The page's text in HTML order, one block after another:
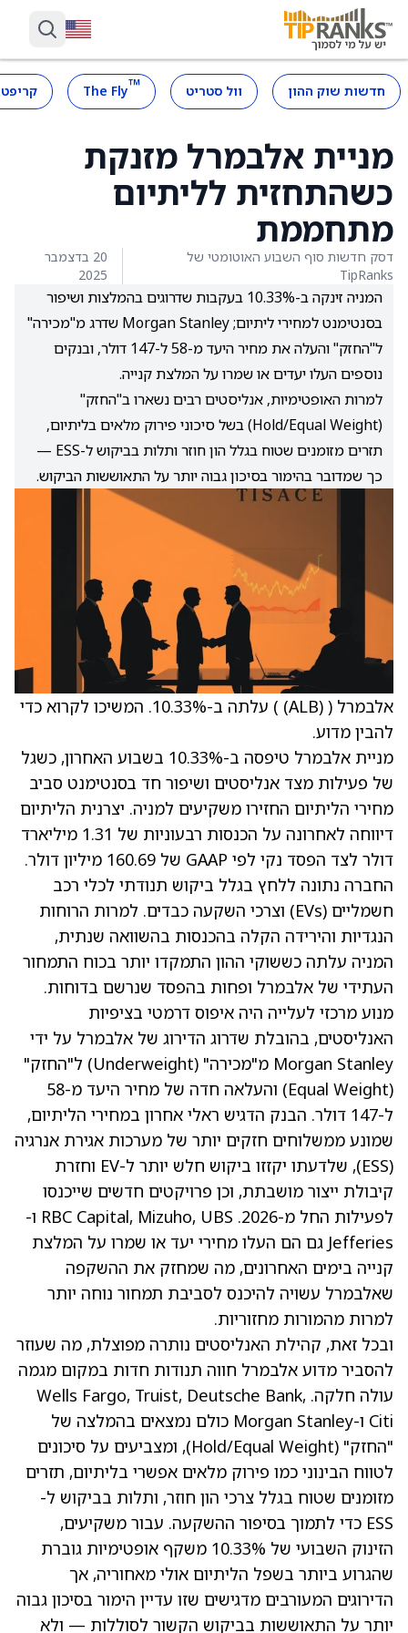
חדשות שוק ההון וול סטריט ™
The Fly
מניית אלבמרל מזנקת
כשהתחזית לליתיום
מתחממת
דסק חדשות סוף השבוע האוטומטי של
TipRanks
20 בדצמבר
2025
המניה זינקה ב-10.33% בעקבות שדרוגים בהמלצות ושיפור
בסנטימנט למחירי ליתיום; Morgan Stanley שדרג מ"מכירה"
ל"החזק" והעלה את מחיר היעד מ-58 ל-147 דולר, ובנקים
נוספים העלו יעדים או שמרו על המלצת קנייה.
למרות האופטימיות, אנליסטים רבים נשארו ב"החזק"
(Hold/Equal Weight) בשל סיכוני פירוק מלאים בליתיום,
תזרים מזומנים שטוח בגלל הון חוזר ותלות בביקוש ל-ESS —
כך שמדובר בהימור בסיכון גבוה יותר על התאוששות הביקוש.
אלבמרל ( (ALB)
) עלתה ב-10.33%. המשיכו לקרוא כדי
להבין מדוע.
מניית אלבמרל טיפסה ב-10.33% בשבוע האחרון, כשגל
של פעילות מצד אנליסטים ושיפור חד בסנטימנט סביב
מחירי הליתיום החזירו משקיעים למניה. יצרנית הליתיום
דיווחה לאחרונה על הכנסות רבעוניות של 1.31 מיליארד
דולר לצד הפסד נקי לפי GAAP של 160.69 מיליון דולר.
החברה נתונה ללחץ בגלל ביקוש תנודתי לכלי רכב
חשמליים (EVs) וצרכי השקעה כבדים. למרות הרוחות
הנגדיות והירידה הקלה בהכנסות בהשוואה שנתית,
המניה עלתה כששוקי ההון התמקדו יותר בכוח התמחור
העתידי של אלבמרל ופחות בהפסד שנרשם בדוחות.
מנוע מרכזי לעלייה היה איפוס דרמטי בציפיות
האנליסטים, בהובלת שדרוג הדירוג של אלבמרל על ידי
Morgan Stanley מ"מכירה" (Underweight) ל"החזק"
(Equal Weight) והעלאה חדה של מחיר היעד מ-58
ל-147 דולר. הבנק הדגיש ראלי אחרון במחירי הליתיום,
שמונע ממשלוחים חזקים יותר של מערכות אגירת אנרגיה
(ESS), שלדעתו יקזזו ביקוש חלש יותר ל-EV וחזרת
קיבולת ייצור מושבתת, וכן פרויקטים חדשים שייכנסו
לפעילות החל מ-2026. RBC Capital, Mizuho, UBS ו-
Jefferies גם הם העלו מחירי יעד או שמרו על המלצת
קנייה בימים האחרונים, מה שמחזק את ההשקפה
שאלבמרל עשויה להיכנס לסביבת תמחור נוחה יותר
למרות מהמורות מחזוריות.
ובכל זאת, קהילת האנליסטים נותרה מפוצלת, מה שעוזר
להסביר מדוע אלבמרל חווה תנודות חדות במקום מגמה
עולה חלקה. Wells Fargo, Truist, Deutsche Bank,
Citi ו-Morgan Stanley כולם נמצאים בהמלצה של
"החזק" (Hold/Equal Weight), ומצביעים על סיכונים
לטווח הבינוני כמו פירוק מלאים אפשרי בליתיום, תזרים
מזומנים שטוח בגלל צרכי הון חוזר, ותלות בביקוש ל-
ESS כדי לתמוך בסיפור ההשקעה. עבור משקיעים,
הזינוק השבועי של 10.33% משקף אופטימיות גוברת
שהגרוע ביותר בשפל הליתיום אולי מאחוריה, אך
הדירוגים המעורבים מדגישים שזו עדיין הימור בסיכון גבוה
יותר על התאוששות בביקוש הקשור לסוללות — ולא